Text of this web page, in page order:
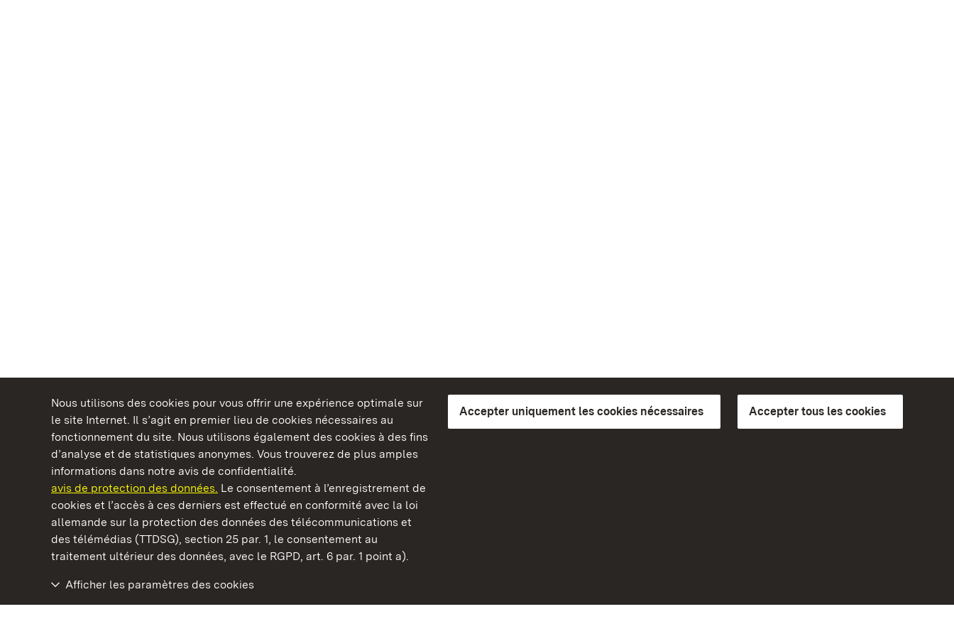
Nous utilisons des cookies pour vous offrir une expérience optimale sur
le site Internet. Il s’agit en premier lieu de cookies nécessaires au
fonctionnement du site. Nous utilisons également des cookies à des fins
d’analyse et de statistiques anonymes. Vous trouverez de plus amples
informations dans notre avis de confidentialité.
avis de protection des données. Le consentement à l’enregistrement de
cookies et l’accès à ces derniers est effectué en conformité avec la loi
allemande sur la protection des données des télécommunications et
des télémédias (TTDSG), section 25 par. 1, le consentement au
traitement ultérieur des données, avec le RGPD, art. 6 par. 1 point a).
Accepter uniquement les cookies nécessaires Accepter tous les cookies
Afficher les paramètres des cookies
Châteaux et jardins publics du Bade-Wurtemberg
Château résidentiel de Ludwigsburg
Explications sur l’accessibilité